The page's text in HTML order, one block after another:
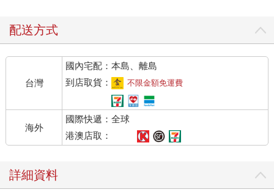
配送方式
台灣
國內宅配：本島、離島
到店取貨：
不限金額免運費
海外
國際快遞：全球
港澳店取：
詳細資料